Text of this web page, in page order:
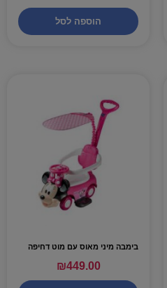
הוספה לסל
בימבה מיני מאוס עם מוט דחיפה
₪449.00